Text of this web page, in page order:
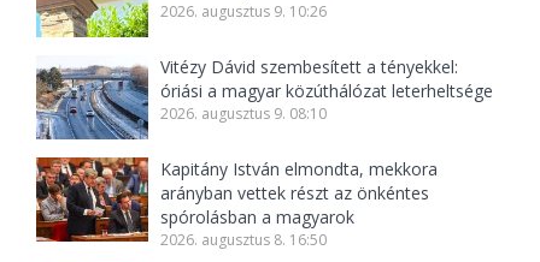
2026. augusztus 9. 10:26
Vitézy Dávid szembesített a tényekkel:
óriási a magyar közúthálózat leterheltsége
2026. augusztus 9. 08:10
Kapitány István elmondta, mekkora
arányban vettek részt az önkéntes
spórolásban a magyarok
2026. augusztus 8. 16:50